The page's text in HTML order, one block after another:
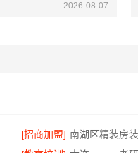
2026-08-07
[招商加盟]